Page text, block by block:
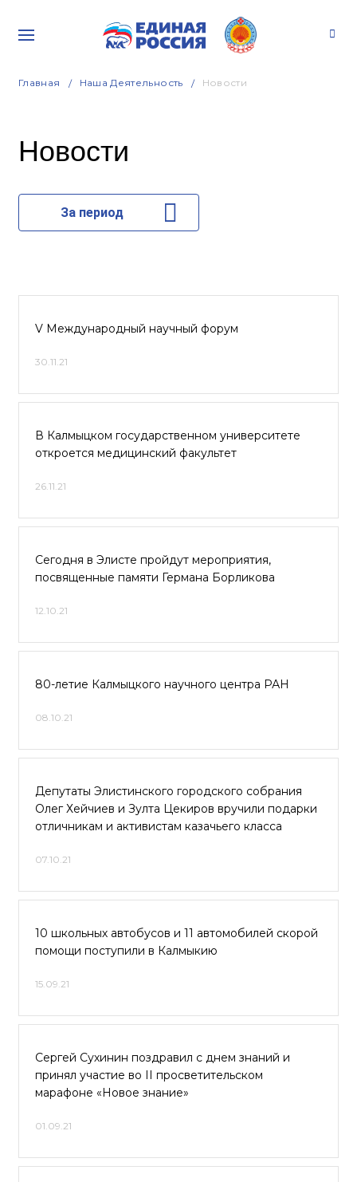
Главная Наша Деятельность Новости
Новости
За период
V Международный научный форум
30.11.21
В Калмыцком государственном университете
откроется медицинский факультет
26.11.21
Сегодня в Элисте пройдут мероприятия,
посвященные памяти Германа Борликова
12.10.21
80-летие Калмыцкого научного центра РАН
08.10.21
Депутаты Элистинского городского собрания
Олег Хейчиев и Зулта Цекиров вручили подарки
отличникам и активистам казачьего класса
07.10.21
10 школьных автобусов и 11 автомобилей скорой
помощи поступили в Калмыкию
15.09.21
Сергей Сухинин поздравил с днем знаний и
принял участие во II просветительском
марафоне «Новое знание»
01.09.21